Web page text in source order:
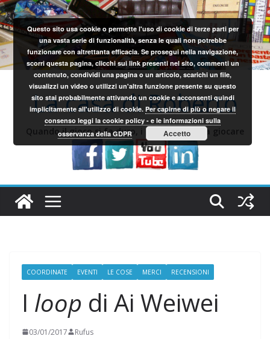
Salta
al
contenuto
La casa di Roberto
Quando il gioco si fa duro, i sardi iniziano a giocare
COORDINATE EVENTI LE COSE MERCI RECENSIONI
I loop di Ai Weiwei
03/01/2017 Rufus
Questo sito usa cookie o permette l'uso di cookie di terze parti per
una vasta serie di funzionalità, senza le quali non potrebbe
funzionare con altrettanta efficacia. Se prosegui nella navigazione,
scorri questa pagina, clicchi sui link presenti nel sito, commenti un
contenuto, condividi una pagina o un articolo, scarichi un file,
visualizzi un video o utilizzi un'altra funzione presente su questo
sito stai probabilmente attivando un cookie e acconsenti quindi
implicitamente all'utilizzo di cookie.Per capirne di più o negare il
consenso leggi la cookie policy - e le informazioni sulla
osservanza della GDPR
Accetto